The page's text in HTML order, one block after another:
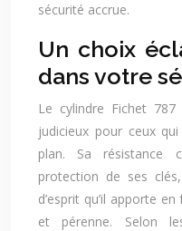
sécurité accrue.
Un choix
dans votre
Le cylindre Fichet
judicieux pour ceux
plan. Sa résistance
protection de ses
d’esprit qu’il apporte
et pérenne. Selon